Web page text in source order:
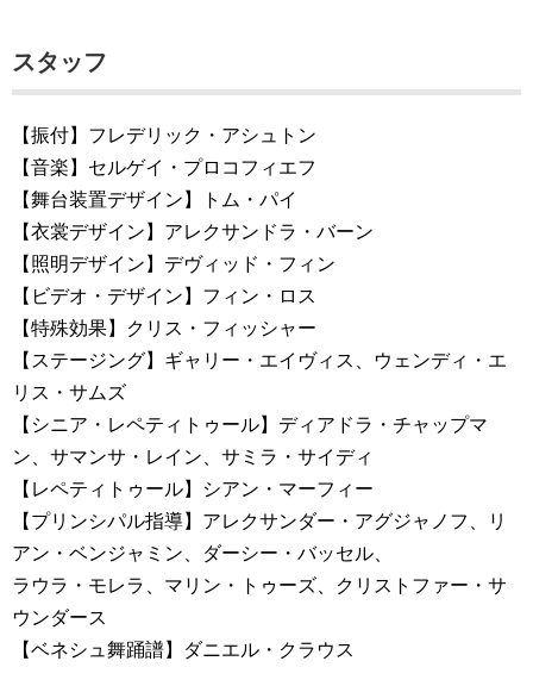
スタッフ
【振付】フレデリック・アシュトン
【音楽】セルゲイ・プロコフィエフ
【舞台装置デザイン】トム・パイ
【衣裳デザイン】アレクサンドラ・バーン
【照明デザイン】デヴィッド・フィン
【ビデオ・デザイン】フィン・ロス
【特殊効果】クリス・フィッシャー
【ステージング】ギャリー・エイヴィス、ウェンディ・エ
リス・サムズ
【シニア・レペティトゥール】ディアドラ・チャップマ
ン、サマンサ・レイン、サミラ・サイディ
【レペティトゥール】シアン・マーフィー
【プリンシパル指導】アレクサンダー・アグジャノフ、リ
アン・ベンジャミン、ダーシー・バッセル、
ラウラ・モレラ、マリン・トゥーズ、クリストファー・サ
ウンダース
【ベネシュ舞踊譜】ダニエル・クラウス